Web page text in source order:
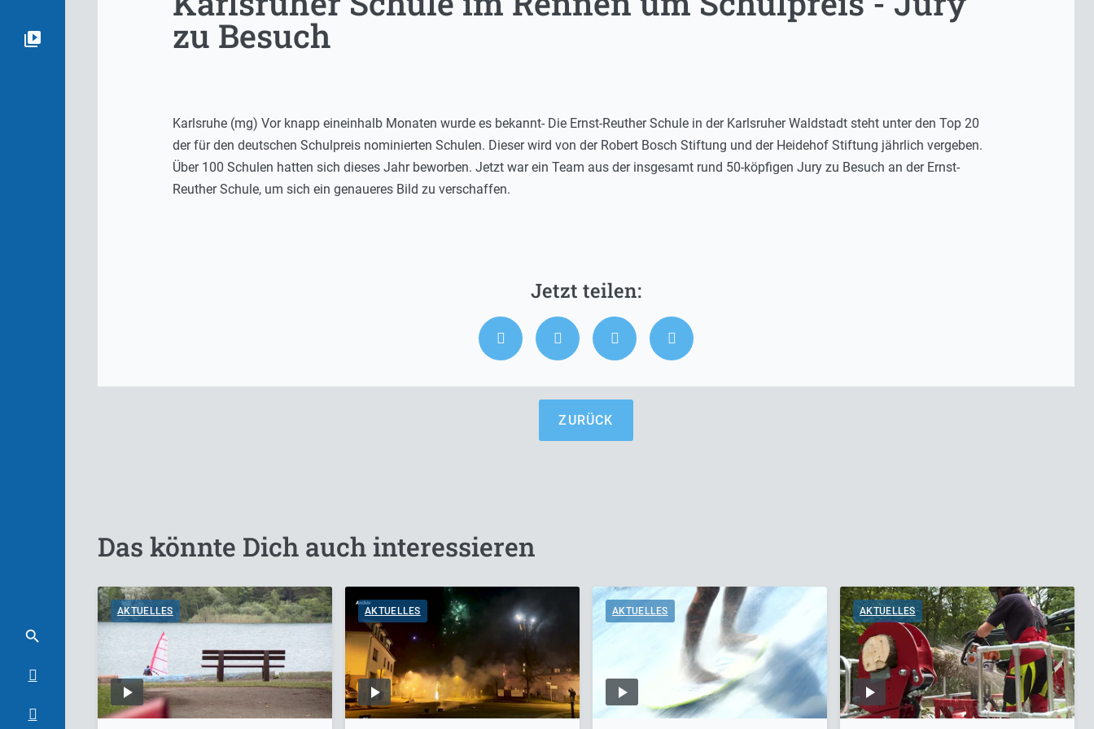
zu Besuch
Karlsruhe (mg) Vor knapp eineinhalb Monaten wurde es bekannt- Die Ernst-Reuther Schule in der Karlsruher Waldstadt steht unter den Top 20
der für den deutschen Schulpreis nominierten Schulen. Dieser wird von der Robert Bosch Stiftung und der Heidehof Stiftung jährlich vergeben.
Über 100 Schulen hatten sich dieses Jahr beworben. Jetzt war ein Team aus der insgesamt rund 50-köpfigen Jury zu Besuch an der Ernst-
Reuther Schule, um sich ein genaueres Bild zu verschaffen.
ZURÜCK
Das könnte Dich auch interessieren
AKTUELLES AKTUELLES AKTUELLES AKTUELLES